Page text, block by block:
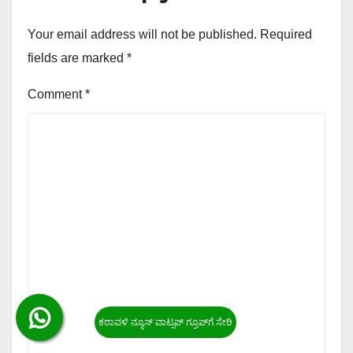
Your email address will not be published. Required
fields are marked *
Comment*